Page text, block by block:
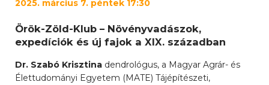
2025. március 7. péntek 17:30
Örök-Zöld-Klub – Növényvadászok,
expedíciók és új fajok a XIX. században
Dr. Szabó Krisztina dendrológus, a Magyar Agrár- és
Élettudományi Egyetem (MATE) Tájépítészeti,